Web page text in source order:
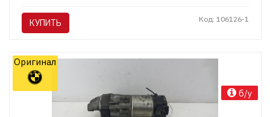
КУПИТЬ Код: 106126-1
Оригинал
б/у